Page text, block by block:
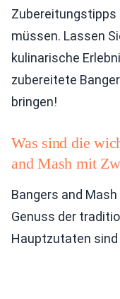
Zubereitungstipps
müssen. Lassen
kulinarische
zubereitete
bringen!
Was sind die
and Mash mit
Bangers and
Genuss der
Hauptzutaten